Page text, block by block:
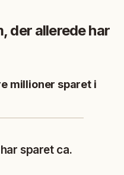
der allerede har
millioner sparet i
sparet ca.